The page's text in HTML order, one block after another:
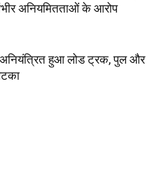
अनियमितताओं के आरोप
हुआ लोड ट्रक, पुल और